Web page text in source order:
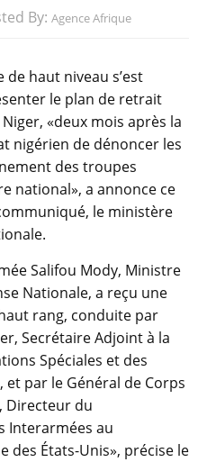
By: Agence Afrique
haut niveau s’est
le plan de retrait
«deux mois après la
nigérien de dénoncer les
des troupes
national», a annonce ce
le ministère
Salifou Mody, Ministre
Nationale, a reçu une
rang, conduite par
Secrétaire Adjoint à la
Spéciales et des
et par le Général de Corps
Directeur du
Interarmées au
des États-Unis», précise le